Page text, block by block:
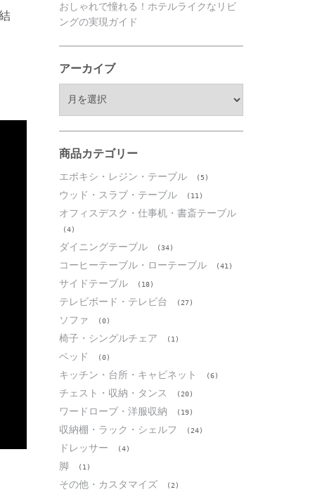
おしゃれで憧れる！ホテルライクなリビ
ングの実現ガイド
アーカイブ
ブ
商品カテゴリー
エポキシ・レジン・テーブル (5)
ウッド・スラブ・テーブル (11)
オフィスデスク・仕事机・書斎テーブル
(4)
ダイニングテーブル (34)
コーヒーテーブル・ローテーブル (41)
サイドテーブル (18)
テレビボード・テレビ台 (27)
ソファ (0)
椅子・シングルチェア (1)
ベッド (0)
キッチン・台所・キャビネット (6)
チェスト・収納・タンス (20)
ワードローブ・洋服収納 (19)
収納棚・ラック・シェルフ (24)
ドレッサー (4)
脚 (1)
その他・カスタマイズ (2)